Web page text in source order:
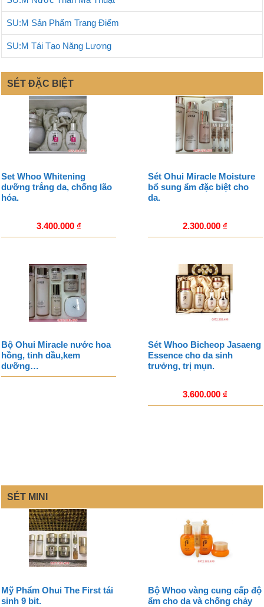
SU:M Sản Phẩm Trang Điểm
SU:M Tái Tạo Năng Lượng
SÉT ĐẶC BIỆT
Set Whoo Whitening
dưỡng trắng da, chống lão
hóa.
3.400.000 ₫
Sét Ohui Miracle Moisture
bổ sung ẩm đặc biệt cho
da.
2.300.000 ₫
Bộ Ohui Miracle nước hoa
hồng, tinh dầu,kem
dưỡng…
Sét Whoo Bicheop Jasaeng
Essence cho da sinh
trưởng, trị mụn.
3.600.000 ₫
SÉT MINI
Mỹ Phẩm Ohui The First tái
sinh 9 bit.
Bộ Whoo vàng cung cấp độ
ẩm cho da và chống chảy